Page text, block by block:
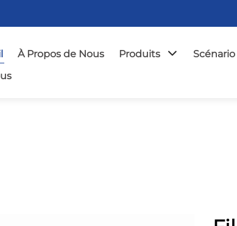
À Propos de Nous Produits